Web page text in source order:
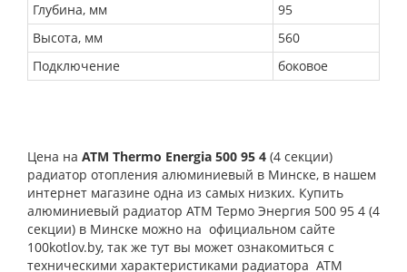
Глубина, мм
95
Высота, мм
560
Подключение
боковое
Цена на ATM Thermo Energia 500 95 4 (4 секции)
радиатор отопления алюминиевый в Минске, в нашем
интернет магазине одна из самых низких. Купить
алюминиевый радиатор АТМ Термо Энергия 500 95 4 (4
секции) в Минске можно на официальном сайте
100kotlov.by, так же тут вы может ознакомиться с
техническими характеристиками радиатора ATM